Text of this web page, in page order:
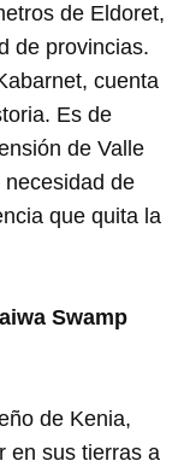
de Eldoret,
de provincias.
cuenta
Es de
de Valle
de
que quita la
Swamp
de Kenia,
en sus tierras a